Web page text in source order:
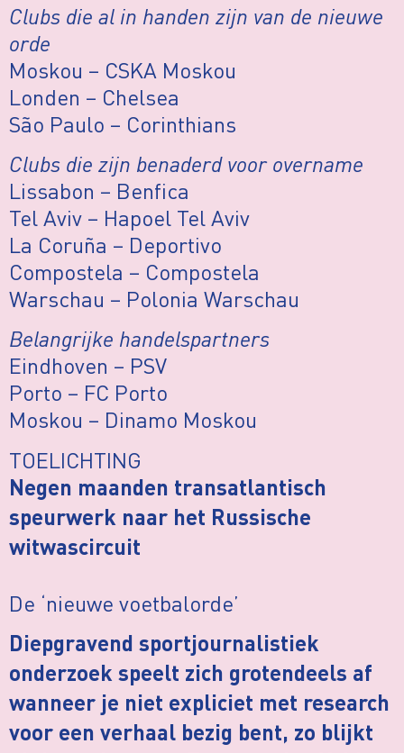
Clubs die al in handen zijn van de nieuwe
orde
Moskou – CSKA Moskou
Londen – Chelsea
São Paulo – Corinthians
Clubs die zijn benaderd voor overname
Lissabon – Benfica
Tel Aviv – Hapoel Tel Aviv
La Coruña – Deportivo
Compostela – Compostela
Warschau – Polonia Warschau
Belangrijke handelspartners
Eindhoven – PSV
Porto – FC Porto
Moskou – Dinamo Moskou
TOELICHTING
Negen maanden transatlantisch
speurwerk naar het Russische
witwascircuit
De ‘nieuwe voetbalorde’
Diepgravend sportjournalistiek
onderzoek speelt zich grotendeels af
wanneer je niet expliciet met research
voor een verhaal bezig bent, zo blijkt